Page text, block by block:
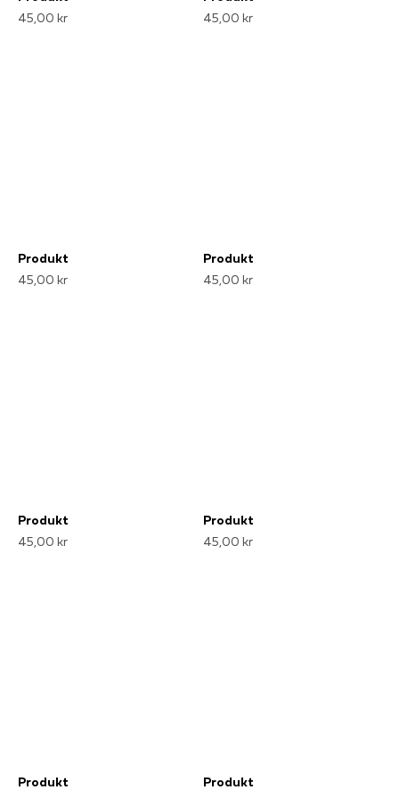
45,00 kr
45,00 kr
Produkt
45,00 kr
Produkt
45,00 kr
Produkt
45,00 kr
Produkt
45,00 kr
Produkt
Produkt